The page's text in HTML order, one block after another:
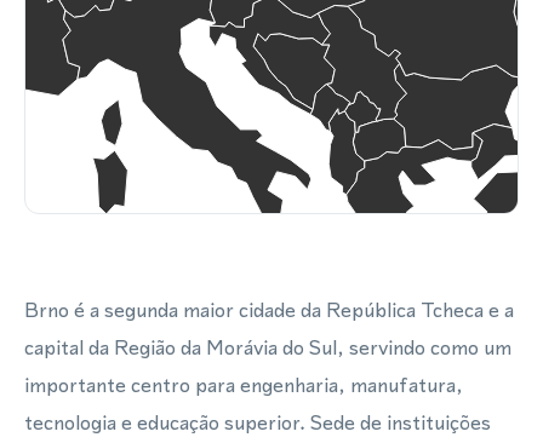
Brno é a segunda maior cidade da República Tcheca e a
capital da Região da Morávia do Sul, servindo como um
importante centro para engenharia, manufatura,
tecnologia e educação superior. Sede de instituições